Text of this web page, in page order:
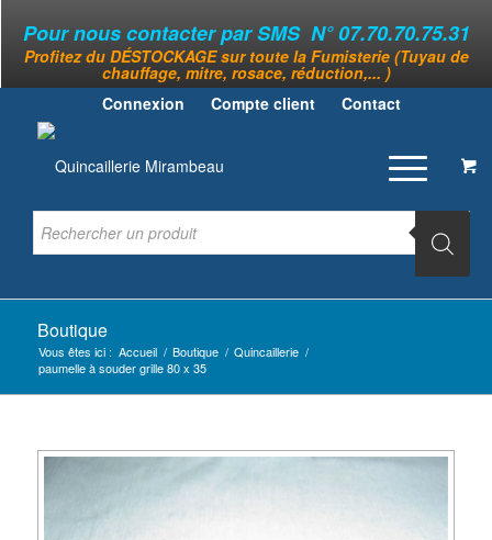
Pour nous contacter par SMS N° 07.70.70.75.31
Profitez du DÉSTOCKAGE sur toute la Fumisterie (Tuyau de
chauffage, mitre, rosace, réduction,... )
Connexion
Compte client Contact
Boutique
Vous êtes ici : Accueil / Boutique / Quincaillerie /
paumelle à souder grille 80 x 35